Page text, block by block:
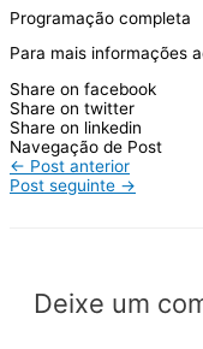
Programação completa
Para mais informações
Share on facebook
Share on twitter
Share on linkedin
Navegação de Post
← Post anterior
Post seguinte →
Deixe um